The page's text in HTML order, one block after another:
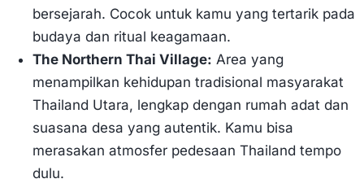
bersejarah. Cocok untuk kamu yang tertarik pada
budaya dan ritual keagamaan.
The Northern Thai Village: Area yang
menampilkan kehidupan tradisional masyarakat
Thailand Utara, lengkap dengan rumah adat dan
suasana desa yang autentik. Kamu bisa
merasakan atmosfer pedesaan Thailand tempo
dulu.